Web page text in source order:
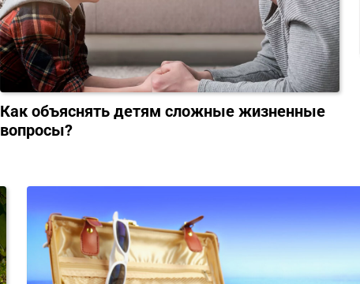
Как объяснять детям сложные жизненные
вопросы?